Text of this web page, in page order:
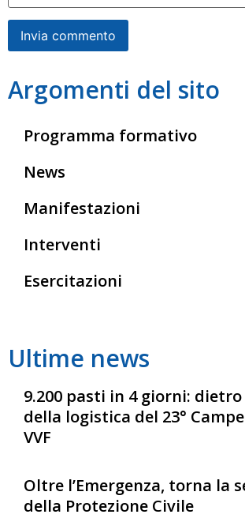
Argomenti del sito
Programma formativo
News
Manifestazioni
Interventi
Esercitazioni
Ultime news
9.200 pasti in 4 giorni:
della logistica del 23°
VVF
Oltre l’Emergenza, torna la
della Protezione Civile